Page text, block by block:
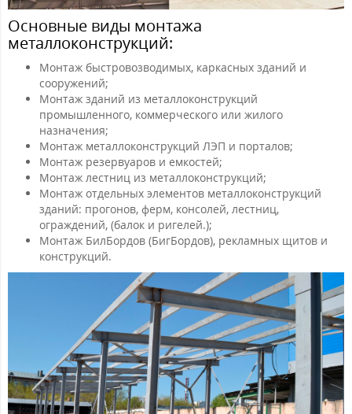
Основные виды монтажа
металлоконструкций:
Монтаж быстровозводимых, каркасных зданий и
сооружений;
Монтаж зданий из металлоконструкций
промышленного, коммерческого или жилого
назначения;
Монтаж металлоконструкций ЛЭП и порталов;
Монтаж резервуаров и емкостей;
Монтаж лестниц из металлоконструкций;
Монтаж отдельных элементов металлоконструкций
зданий: прогонов, ферм, консолей, лестниц,
ограждений, (балок и ригелей.);
Монтаж БилБордов (БигБордов), рекламных щитов и
конструкций.